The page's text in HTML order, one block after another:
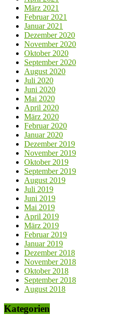
März 2021
Februar 2021
Januar 2021
Dezember 2020
November 2020
Oktober 2020
September 2020
August 2020
Juli 2020
Juni 2020
Mai 2020
April 2020
März 2020
Februar 2020
Januar 2020
Dezember 2019
November 2019
Oktober 2019
September 2019
August 2019
Juli 2019
Juni 2019
Mai 2019
April 2019
März 2019
Februar 2019
Januar 2019
Dezember 2018
November 2018
Oktober 2018
September 2018
August 2018
Kategorien